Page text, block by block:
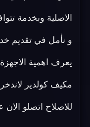
الاصلية وبخدمة
و نأمل في تقديم
يعرف اهمية
مكيف كولدير لاندخر
للاصلاح اتصلو